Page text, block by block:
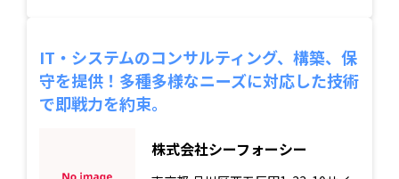
IT・システムのコンサルティング、構築、保
守を提供！多種多様なニーズに対応した技術
で即戦力を約束。
株式会社シーフォーシー